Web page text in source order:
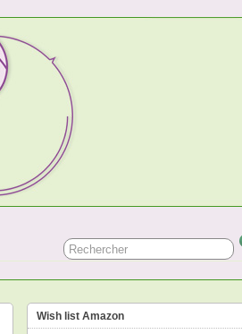
Wish list Amazon